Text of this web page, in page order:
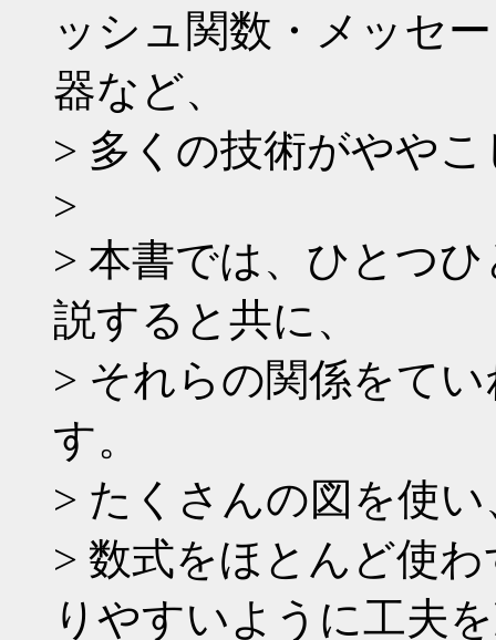
ッシュ関数・メッセ
器など、
> 多くの技術がやや
>
> 本書では、ひとつ
説すると共に、
> それらの関係をて
す。
> たくさんの図を使い
> 数式をほとんど使
りやすいように工夫